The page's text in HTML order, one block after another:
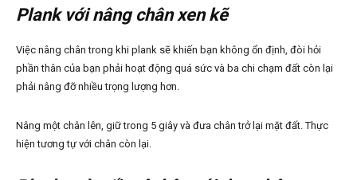
Plank với nâng chân xen kẽ
Việc nâng chân trong khi plank sẽ khiến bạn không ổn định, đòi hỏi
phần thân của bạn phải hoạt động quá sức và ba chi chạm đất còn lại
phải nâng đỡ nhiều trọng lượng hơn.
Nâng một chân lên, giữ trong 5 giây và đưa chân trở lại mặt đất. Thực
hiện tương tự với chân còn lại.